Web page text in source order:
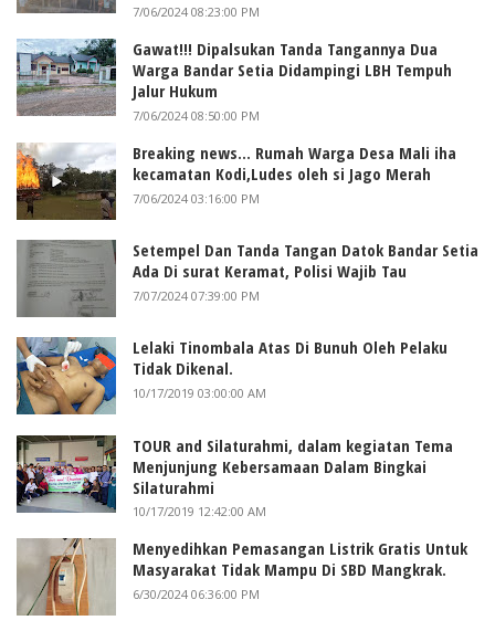
7/06/2024 08:23:00 PM
Gawat!!! Dipalsukan Tanda Tangannya Dua
Warga Bandar Setia Didampingi LBH Tempuh
Jalur Hukum
7/06/2024 08:50:00 PM
Breaking news... Rumah Warga Desa Mali iha
kecamatan Kodi,Ludes oleh si Jago Merah
7/06/2024 03:16:00 PM
Setempel Dan Tanda Tangan Datok Bandar Setia
Ada Di surat Keramat, Polisi Wajib Tau
7/07/2024 07:39:00 PM
Lelaki Tinombala Atas Di Bunuh Oleh Pelaku
Tidak Dikenal.
10/17/2019 03:00:00 AM
TOUR and Silaturahmi, dalam kegiatan Tema
Menjunjung Kebersamaan Dalam Bingkai
Silaturahmi
10/17/2019 12:42:00 AM
Menyedihkan Pemasangan Listrik Gratis Untuk
Masyarakat Tidak Mampu Di SBD Mangkrak.
6/30/2024 06:36:00 PM